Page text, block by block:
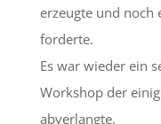
erzeugte und noch
forderte.
Es war wieder ein
Workshop der
abverlangte.